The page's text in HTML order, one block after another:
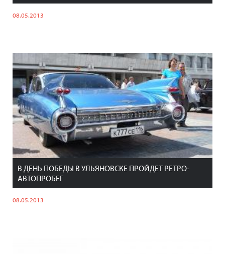
08.05.2013
В ДЕНЬ ПОБЕДЫ В УЛЬЯНОВСКЕ ПРОЙДЕТ РЕТРО-
АВТОПРОБЕГ
08.05.2013